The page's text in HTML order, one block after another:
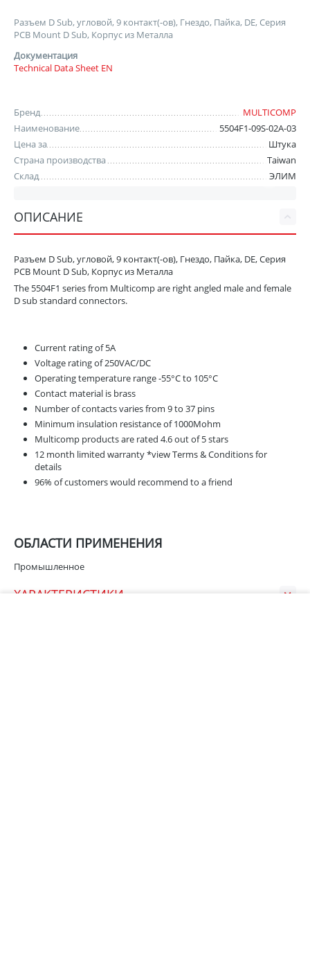
Разъем D Sub, угловой, 9 контакт(-ов), Гнездо, Пайка, DE, Серия
PCB Mount D Sub, Корпус из Металла
Документация
Technical Data Sheet EN
Бренд
MULTICOMP
Наименование
5504F1-09S-02A-03
Цена за
Штука
Страна производства
Taiwan
Склад
ЭЛИМ
ОПИСАНИЕ
Разъем D Sub, угловой, 9 контакт(-ов), Гнездо, Пайка, DE, Серия
PCB Mount D Sub, Корпус из Металла
The 5504F1 series from Multicomp are right angled male and female
D sub standard connectors.
Current rating of 5A
Voltage rating of 250VAC/DC
Operating temperature range -55°C to 105°C
Contact material is brass
Number of contacts varies from 9 to 37 pins
Minimum insulation resistance of 1000Mohm
Multicomp products are rated 4.6 out of 5 stars
12 month limited warranty *view Terms & Conditions for
details
96% of customers would recommend to a friend
ОБЛАСТИ ПРИМЕНЕНИЯ
Промышленное
ХАРАКТЕРИСТИКИ